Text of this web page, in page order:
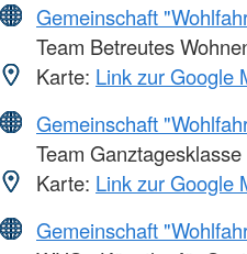
Gemeinschaft
Team Betreutes
Karte: Link zur Google
Gemeinschaft
Team
Karte: Link zur Google
Gemeinschaft